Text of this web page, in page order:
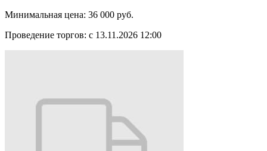
Минимальная цена: 36 000 руб.
Проведение торгов: с 13.11.2026 12:00